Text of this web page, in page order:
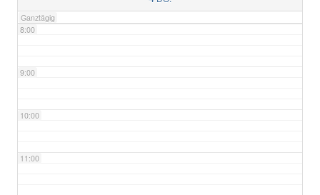
Ganztägig
8:00
9:00
10:00
11:00